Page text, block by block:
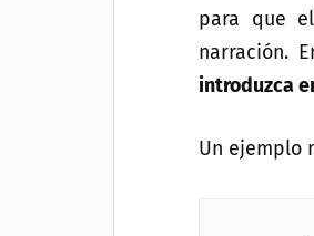
para que
narración.
introduzca
Un ejemplo